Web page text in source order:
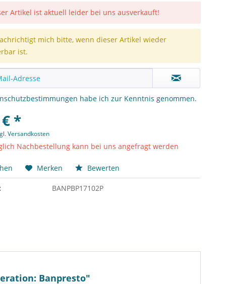
Artikel ist aktuell leider bei uns ausverkauft!
mich bitte, wenn dieser Artikel wieder
ist.
habe ich zur Kenntnis genommen.
*
Versandkosten
Nachbestellung kann bei uns angefragt werden
Merken Bewerten
BANPBP17102P
Banpresto"